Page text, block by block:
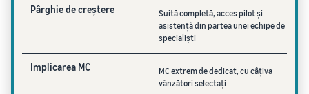
Pârghie de creștere
Suită completă, acces pilot și
asistență din partea unei echipe de
specialiști
Implicarea MC
MC extrem de dedicat, cu câțiva
vânzători selectați